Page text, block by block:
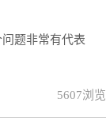
题非常有代表
5607浏览